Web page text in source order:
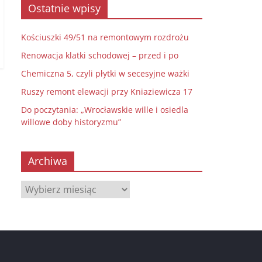
Ostatnie wpisy
Kościuszki 49/51 na remontowym rozdrożu
Renowacja klatki schodowej – przed i po
Chemiczna 5, czyli płytki w secesyjne ważki
Ruszy remont elewacji przy Kniaziewicza 17
Do poczytania: „Wrocławskie wille i osiedla
willowe doby historyzmu”
Archiwa
Archiwa